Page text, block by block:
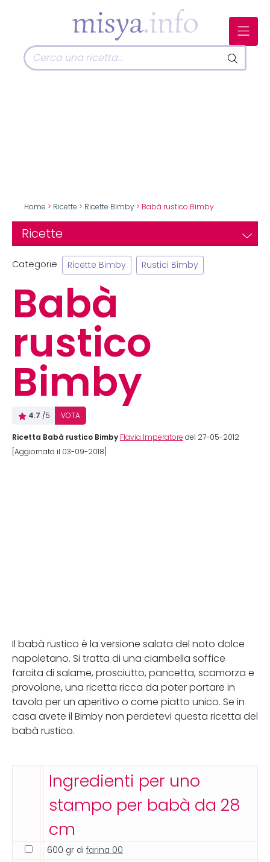
Home > Ricette > Ricette Bimby > Babà rustico Bimby
Ricette
Categorie Ricette Bimby Rustici Bimby
Babà
rustico
Bimby
4.7 /5 VOTA
Ricetta Babà rustico Bimby Flavia Imperatore del 27-05-2012
[Aggiornata il 03-09-2018]
Il babà rustico è la versione salata del noto dolce
napoletano. Si tratta di una ciambella soffice
farcita di salame, prosciutto, pancetta, scamorza e
provolone, una ricetta ricca da poter portare in
tavola per un aperitivo o come piatto unico. Se in
casa avete il Bimby non perdetevi questa ricetta del
babà rustico.
Ingredienti per uno
stampo per babà da 28
cm
600 gr di farina 00